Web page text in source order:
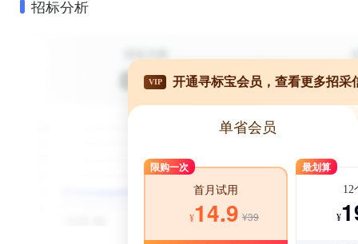
招标分析
VIP 开通寻标宝会员，查看更多招采
单省会员
限购一次
首月试用
¥14.9 ¥39
最划算
12
¥